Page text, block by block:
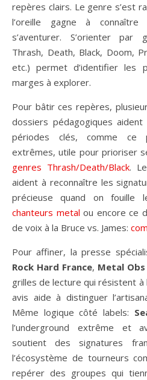
repères clairs. Le genre s’est
l’oreille gagne à
s’aventurer. S’orienter par
Thrash, Death, Black, Doom,
etc.) permet d’identifier les
marges à explorer.
Pour bâtir ces repères,
dossiers pédagogiques
périodes clés, comme ce
extrêmes, utile pour prioriser
genres Thrash/Death/Black.
aident à reconnaître les
précieuse quand on fouille
chanteurs metal ou encore ce
de voix à la Bruce vs. James:
Pour affiner, la presse
Rock Hard France, Metal Obs
grilles de lecture qui résistent à
avis aide à distinguer
Même logique côté labels:
l’underground extrême et
soutient des signatures
l’écosystème de tourneurs
repérer des groupes qui